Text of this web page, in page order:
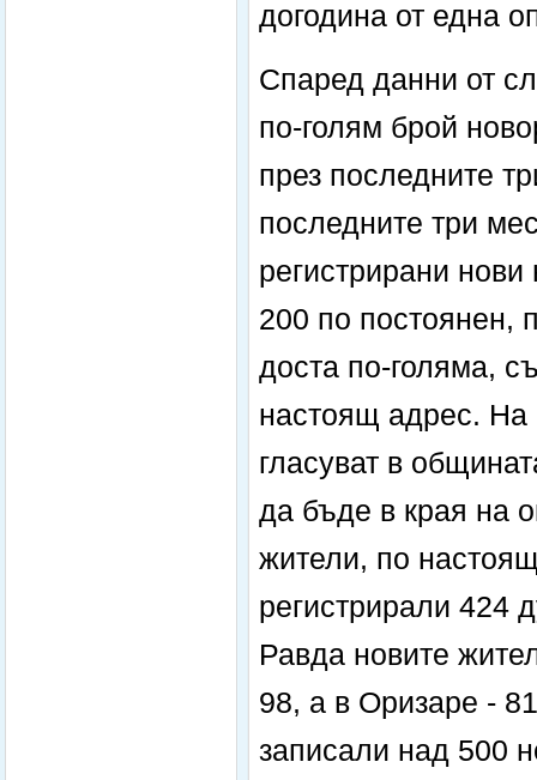
догодина от една
Спаред данни от
по-голям брой
през последните
последните три
регистрирани
200 по постоянен,
доста по-голяма,
настоящ адрес. На
гласуват в
да бъде в края на
жители, по
регистрирали 424
Равда новите
98, а в Оризаре -
записали над 500